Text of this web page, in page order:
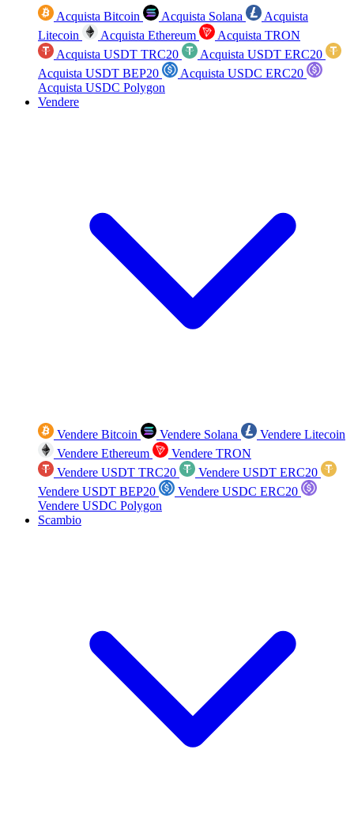
Acquista Bitcoin Acquista Solana
Acquista
Litecoin
Acquista Ethereum
Acquista TRON
Acquista USDT TRC20
Acquista USDT ERC20
Acquista USDT BEP20
Acquista USDC ERC20
Acquista USDC Polygon
Vendere
Vendere Bitcoin Vendere Solana
Vendere Litecoin
Vendere Ethereum
Vendere TRON
Vendere USDT TRC20
Vendere USDT ERC20
Vendere USDT BEP20
Vendere USDC ERC20
Vendere USDC Polygon
Scambio